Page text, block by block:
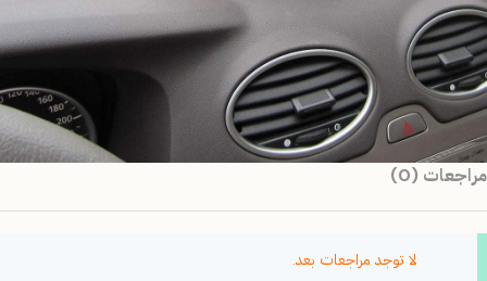
مراجعات (0)
لا توجد مراجعات بعد.